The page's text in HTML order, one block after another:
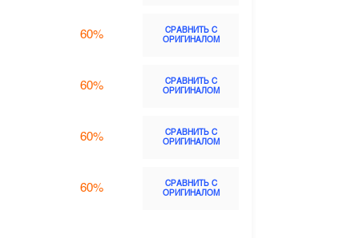
60%
СРАВНИТЬ С
ОРИГИНАЛОМ
60%
СРАВНИТЬ С
ОРИГИНАЛОМ
60%
СРАВНИТЬ С
ОРИГИНАЛОМ
60%
СРАВНИТЬ С
ОРИГИНАЛОМ